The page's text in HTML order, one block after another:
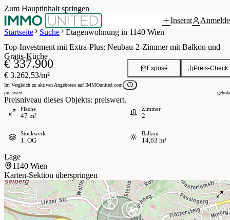
Zum Hauptinhalt springen
Inserat
Startseite
Suche Etagenwohnung in 1140 Wien
Grundriss
Top-Investment mit Extra-Plus: Neubau-2-Zimmer mit Balkon und
Gratis-Küche
€ 337.900
€ 3.262,53/m²
Im Vergleich zu aktiven Angeboten auf IMMOunited.com
preiswert
Preisniveau dieses Objekts: preiswert.
Preis-Check
Exposé
Fläche
47 m²
Zimmer
2
Stockwerk
1. OG
Balkon
14,63 m²
Lage
1140 Wien
Karten-Sektion überspringen